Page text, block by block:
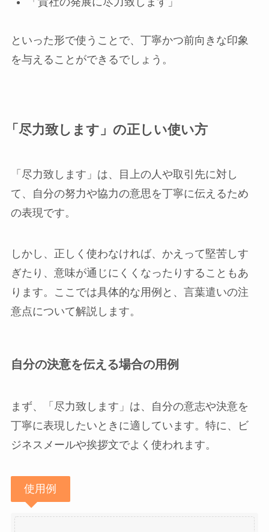
といった形で使うことで、丁寧かつ前向きな印象
を与えることができるでしょう。
「尽力致します」の正しい使い方
「尽力致します」は、目上の人や取引先に対し
て、自分の努力や協力の意思を丁寧に伝えるため
の表現です。
しかし、正しく使わなければ、かえって堅苦しす
ぎたり、意味が通じにくくなったりすることもあ
ります。ここでは具体的な用例と、言葉遣いの注
意点について解説します。
自分の決意を伝える場合の用例
まず、「尽力致します」は、自分の意志や決意を
丁寧に表現したいときに適しています。特に、ビ
ジネスメールや挨拶文でよく使われます。
使用例